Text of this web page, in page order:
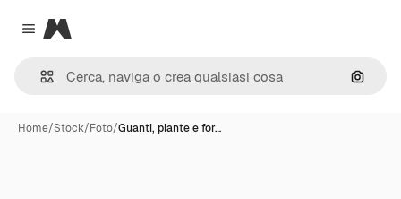
Close menu
Magnific
Cerca
Home/Stock/Foto/Guanti, piante e for…